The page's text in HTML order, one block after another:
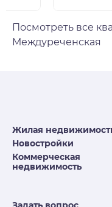
Посмотреть все
Междуреченская
Жилая
Новостройки
Коммерческая
недвижимость